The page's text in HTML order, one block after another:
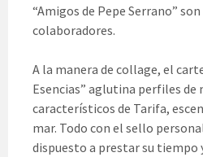
“Amigos de Pepe Serrano”
colaboradores.
A la manera de collage, el
Esencias” aglutina perfiles
característicos de Tarifa,
mar. Todo con el sello
dispuesto a prestar su tiempo